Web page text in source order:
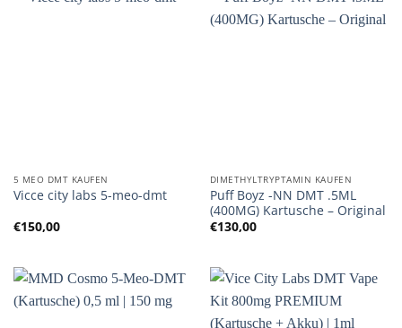
5 MEO DMT KAUFEN
Vicce city labs 5-meo-dmt
€150,00
DIMETHYLTRYPTAMIN KAUFEN
Puff Boyz -NN DMT .5ML
(400MG) Kartusche – Original
€130,00